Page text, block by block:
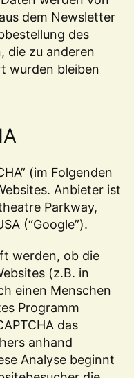
dem Newsletter
des
die zu anderen
wurden bleiben
(im Folgenden
Anbieter ist
Parkway,
(“Google”).
werden, ob die
(z.B. in
einen Menschen
Programm
das
anhand
Analyse beginnt